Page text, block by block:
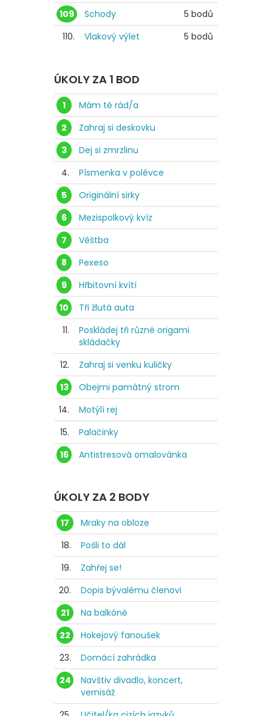
109
Schody
5 bodů
110.
Vlakový výlet 5 bodů
ÚKOLY ZA 1 BOD
1
Mám tě rád/a
2
Zahraj si deskovku
3
Dej si zmrzlinu
4.
Písmenka v polévce
5
Originální sirky
6
Mezispolkový kvíz
7
Věštba
8
Pexeso
9
Hřbitovní kvítí
10
Tři žlutá auta
11.
Poskládej tři různé origami
skládačky
12.
Zahraj si venku kuličky
13
Obejmi památný strom
14.
Motýlí rej
15.
Palačinky
16
Antistresová omalovánka
ÚKOLY ZA 2 BODY
17
Mraky na obloze
18.
Pošli to dál
19.
Zahřej se!
20.
Dopis bývalému členovi
21
Na balkóně
22
Hokejový fanoušek
23.
Domácí zahrádka
24
Navštiv divadlo, koncert,
vernisáž